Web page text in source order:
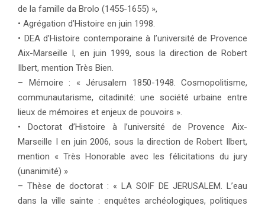
de la famille da Brolo (1455-1655) »,
• Agrégation d’Histoire en juin 1998.
• DEA d’Histoire contemporaine à l’université de Provence
Aix-Marseille I, en juin 1999, sous la direction de Robert
Ilbert, mention Très Bien.
– Mémoire : « Jérusalem 1850-1948. Cosmopolitisme,
communautarisme, citadinité: une société urbaine entre
lieux de mémoires et enjeux de pouvoirs ».
• Doctorat d’Histoire à l’université de Provence Aix-
Marseille I en juin 2006, sous la direction de Robert Ilbert,
mention « Très Honorable avec les félicitations du jury
(unanimité) »
– Thèse de doctorat : « LA SOIF DE JERUSALEM. L’eau
dans la ville sainte : enquêtes archéologiques, politiques